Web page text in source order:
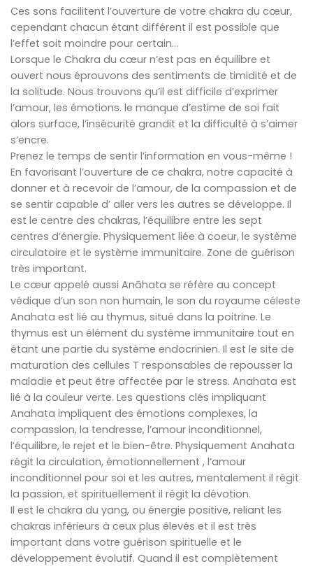
Ces sons facilitent l’ouverture de votre chakra du cœur,
cependant chacun étant différent il est possible que
l’effet soit moindre pour certain…
Lorsque le Chakra du cœur n’est pas en équilibre et
ouvert nous éprouvons des sentiments de timidité et de
la solitude. Nous trouvons qu’il est difficile d’exprimer
l’amour, les émotions. le manque d’estime de soi fait
alors surface, l’insécurité grandit et la difficulté à s’aimer
s’encre.
Prenez le temps de sentir l’information en vous-même !
En favorisant l’ouverture de ce chakra, notre capacité à
donner et à recevoir de l’amour, de la compassion et de
se sentir capable d’ aller vers les autres se développe. Il
est le centre des chakras, l’équilibre entre les sept
centres d’énergie. Physiquement liée à coeur, le système
circulatoire et le système immunitaire. Zone de guérison
très important.
Le cœur appelé aussi Anāhata se réfère au concept
védique d’un son non humain, le son du royaume céleste
Anahata est lié au thymus, situé dans la poitrine. Le
thymus est un élément du système immunitaire tout en
étant une partie du système endocrinien. Il est le site de
maturation des cellules T responsables de repousser la
maladie et peut être affectée par le stress. Anahata est
lié à la couleur verte. Les questions clés impliquant
Anahata impliquent des émotions complexes, la
compassion, la tendresse, l’amour inconditionnel,
l’équilibre, le rejet et le bien-être. Physiquement Anahata
régit la circulation, émotionnellement , l’amour
inconditionnel pour soi et les autres, mentalement il régit
la passion, et spirituellement il régit la dévotion.
Il est le chakra du yang, ou énergie positive, reliant les
chakras inférieurs à ceux plus élevés et il est très
important dans votre guérison spirituelle et le
développement évolutif. Quand il est complètement